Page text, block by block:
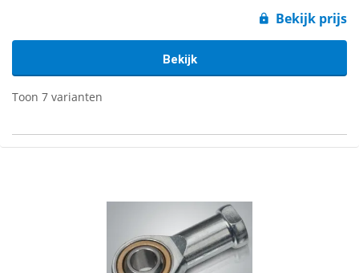
Bekijk prijs
Bekijk
Toon 7 varianten